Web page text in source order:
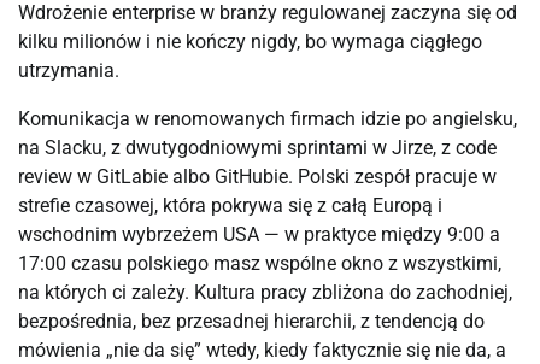
Wdrożenie enterprise w branży regulowanej zaczyna się od
kilku milionów i nie kończy nigdy, bo wymaga ciągłego
utrzymania.
Komunikacja w renomowanych firmach idzie po angielsku,
na Slacku, z dwutygodniowymi sprintami w Jirze, z code
review w GitLabie albo GitHubie. Polski zespół pracuje w
strefie czasowej, która pokrywa się z całą Europą i
wschodnim wybrzeżem USA — w praktyce między 9:00 a
17:00 czasu polskiego masz wspólne okno z wszystkimi,
na których ci zależy. Kultura pracy zbliżona do zachodniej,
bezpośrednia, bez przesadnej hierarchii, z tendencją do
mówienia „nie da się” wtedy, kiedy faktycznie się nie da, a